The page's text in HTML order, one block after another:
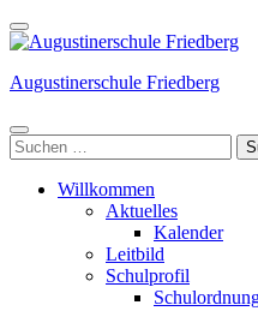
Weiter
zum
(Enter
Augustinerschule Friedberg
Suchen
nach:
Willkommen
Aktuelles
Kalender
Leitbild
Schulprofil